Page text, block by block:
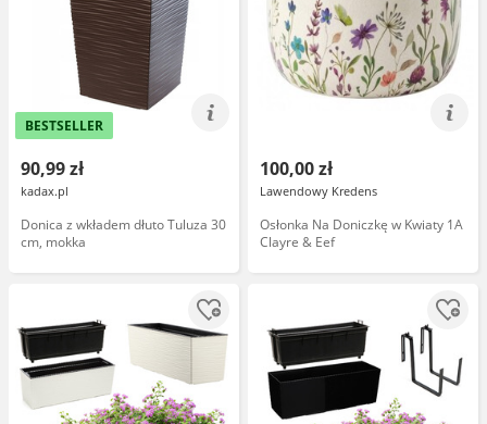
BESTSELLER
90,99 zł
kadax.pl
Donica z wkładem dłuto Tuluza 30
cm, mokka
100,00 zł
Lawendowy Kredens
Osłonka Na Doniczkę w Kwiaty 1A
Clayre & Eef